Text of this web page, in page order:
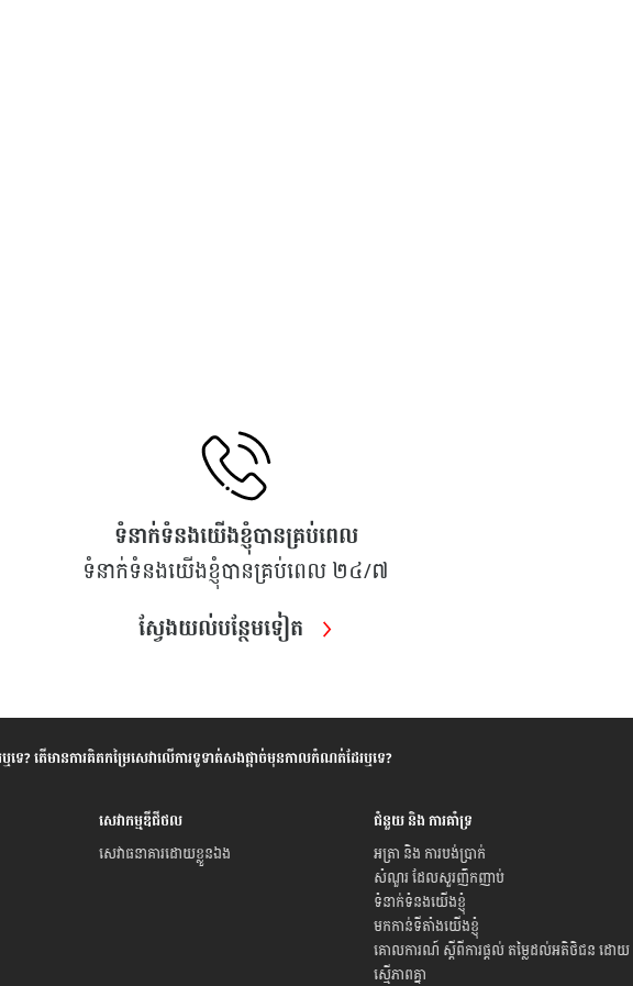
ទំនាក់ទំនងយើងខ្ញុំបានគ្រប់ពេល
ទំនាក់ទំនងយើងខ្ញុំបានគ្រប់ពេល ២៤/៧
ស្វែងយល់​បន្ថែម​ទៀត
? តើមានការគិតកម្រៃសេវាលើការទូទាត់សងផ្តាច់មុនកាលកំណត់ដែរឬទេ?
សេវាកម្មឌីជីថល
សេវាធនាគារដោយខ្លួនឯង
ជំនួយ និង ការគាំទ្រ
អត្រា និង ការបង់ប្រាក់
សំណួរ ដែលសួរញឹកញាប់
ទំនាក់ទំនងយើងខ្ញុំ
មកកាន់ទីតាំងយើងខ្ញុំ
គោលការណ៍ ស្តីពីការផ្តល់ តម្លៃដល់អតិថិជន ដោយ
ស្មើភាពគ្នា